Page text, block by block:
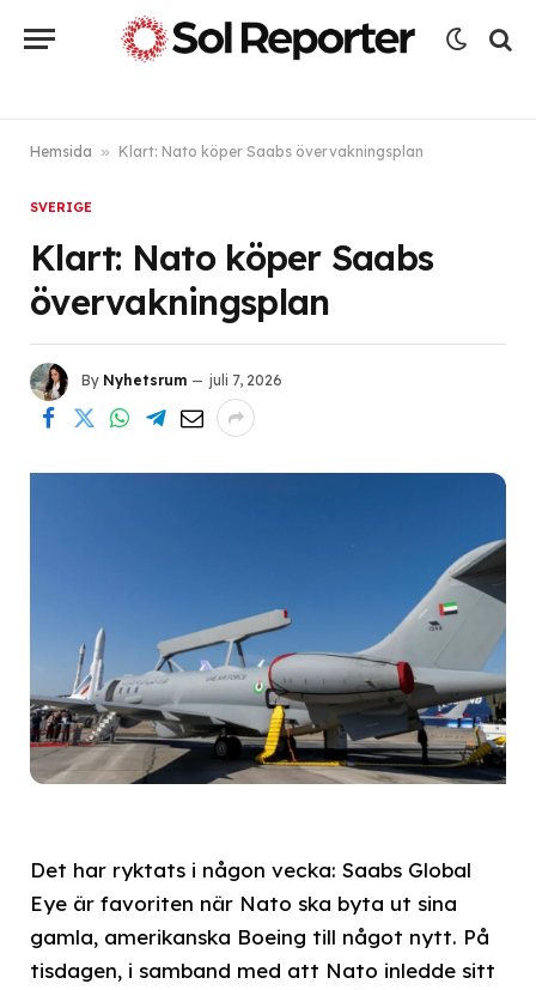
Hemsida » Klart: Nato köper Saabs övervakningsplan
SVERIGE
Klart: Nato köper Saabs
övervakningsplan
By Nyhetsrum juli 7, 2026
Det har ryktats i någon vecka: Saabs Global
Eye är favoriten när Nato ska byta ut sina
gamla, amerikanska Boeing till något nytt. På
tisdagen, i samband med att Nato inledde sitt